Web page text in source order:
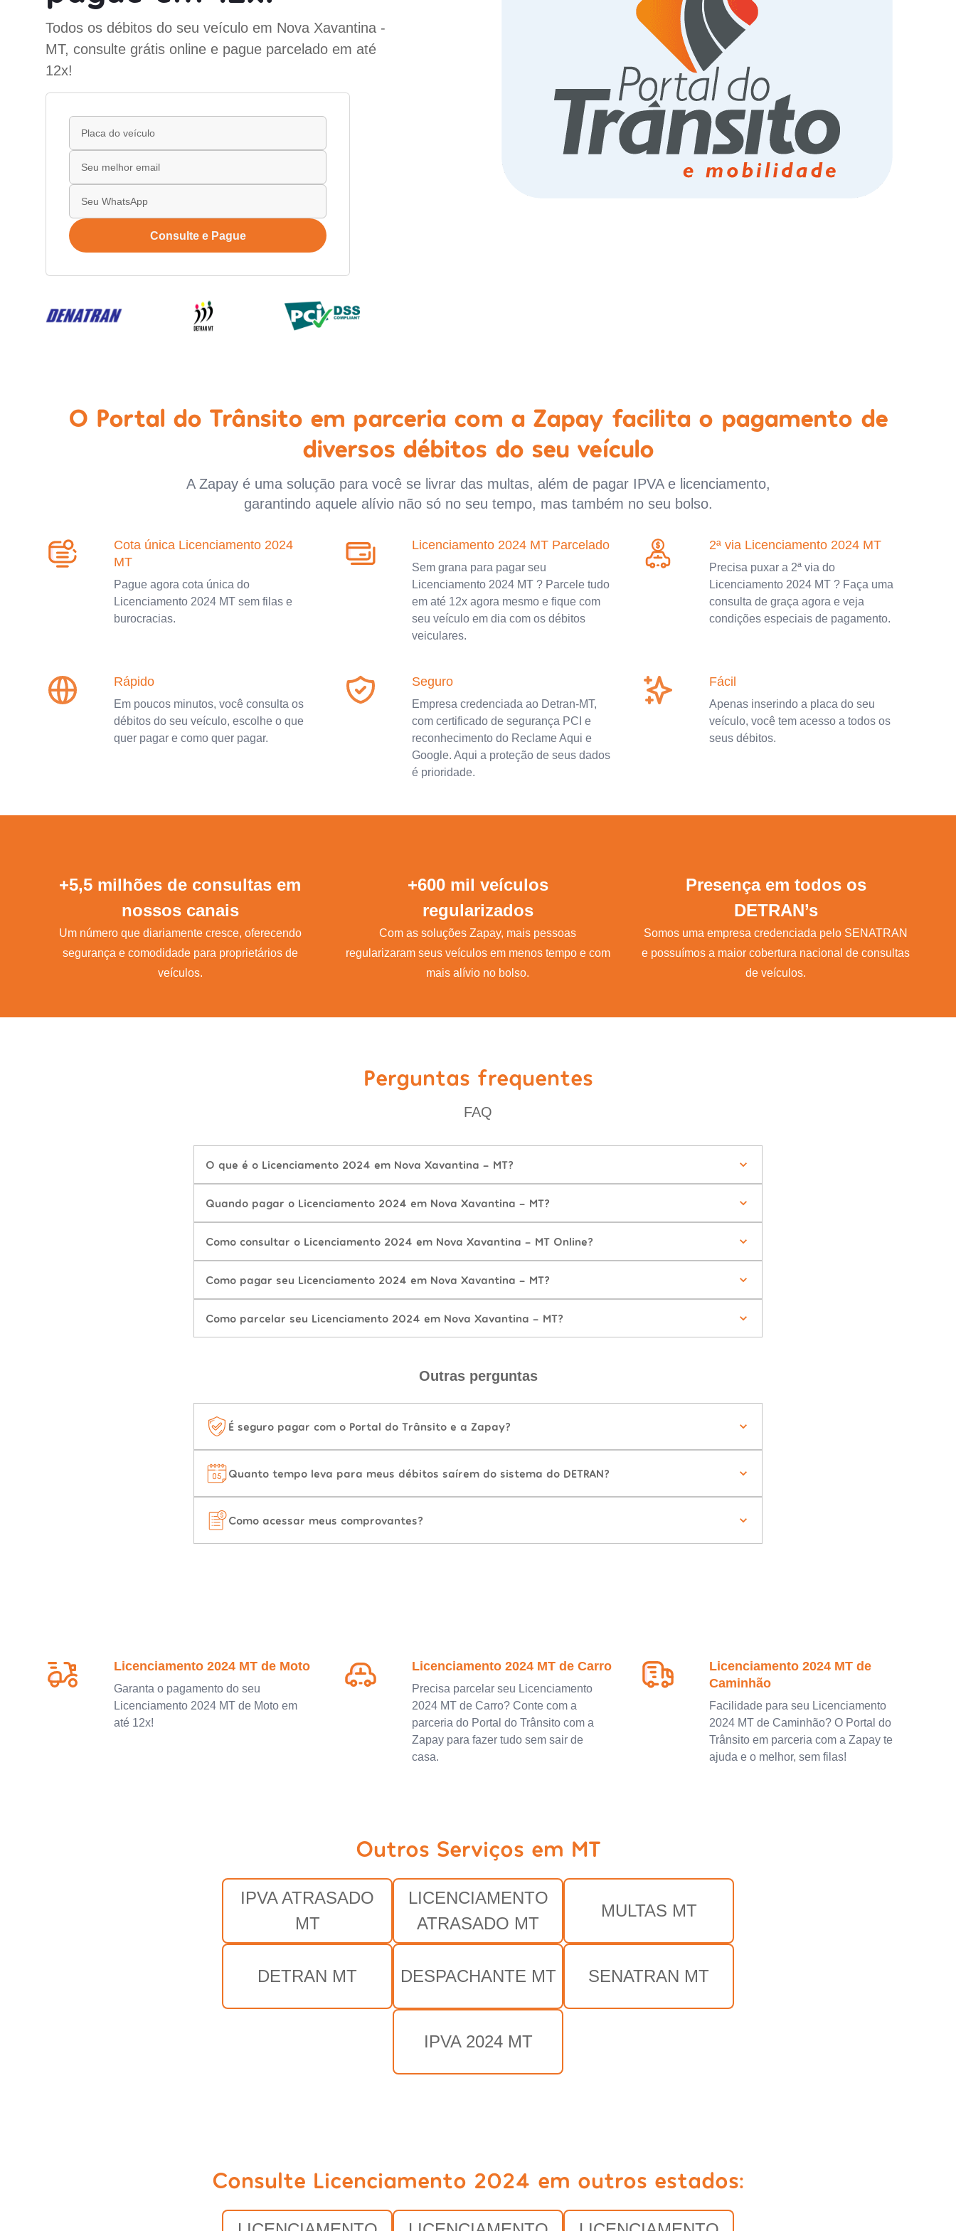
Todos os débitos do seu veículo em Nova Xavantina -
MT, consulte grátis online e pague parcelado em até
12x!
Consulte e Pague
O Portal do Trânsito em parceria com a Zapay facilita o pagamento de
diversos débitos do seu veículo
A Zapay é uma solução para você se livrar das multas, além de pagar IPVA e licenciamento,
garantindo aquele alívio não só no seu tempo, mas também no seu bolso.
Cota única Licenciamento 2024
MT
Pague agora cota única do
Licenciamento 2024 MT sem filas e
burocracias.
Licenciamento 2024 MT Parcelado
Sem grana para pagar seu
Licenciamento 2024 MT ? Parcele tudo
em até 12x agora mesmo e fique com
seu veículo em dia com os débitos
veiculares.
2ª via Licenciamento 2024 MT
Precisa puxar a 2ª via do
Licenciamento 2024 MT ? Faça uma
consulta de graça agora e veja
condições especiais de pagamento.
Rápido
Em poucos minutos, você consulta os
débitos do seu veículo, escolhe o que
quer pagar e como quer pagar.
Seguro
Empresa credenciada ao Detran-MT,
com certificado de segurança PCI e
reconhecimento do Reclame Aqui e
Google. Aqui a proteção de seus dados
é prioridade.
Fácil
Apenas inserindo a placa do seu
veículo, você tem acesso a todos os
seus débitos.
+5,5 milhões de consultas em
nossos canais
Um número que diariamente cresce, oferecendo
segurança e comodidade para proprietários de
veículos.
+600 mil veículos
regularizados
Com as soluções Zapay, mais pessoas
regularizaram seus veículos em menos tempo e com
mais alívio no bolso.
Presença em todos os
DETRAN’s
Somos uma empresa credenciada pelo SENATRAN
e possuímos a maior cobertura nacional de consultas
de veículos.
Perguntas frequentes
FAQ
O que é o Licenciamento 2024 em Nova Xavantina - MT?
Quando pagar o Licenciamento 2024 em Nova Xavantina - MT?
Como consultar o Licenciamento 2024 em Nova Xavantina - MT Online?
Como pagar seu Licenciamento 2024 em Nova Xavantina - MT?
Como parcelar seu Licenciamento 2024 em Nova Xavantina - MT?
Outras perguntas
É seguro pagar com o Portal do Trânsito e a Zapay?
Quanto tempo leva para meus débitos saírem do sistema do DETRAN?
Como acessar meus comprovantes?
Licenciamento 2024 MT de Moto
Garanta o pagamento do seu
Licenciamento 2024 MT de Moto em
até 12x!
Licenciamento 2024 MT de Carro
Precisa parcelar seu Licenciamento
2024 MT de Carro? Conte com a
parceria do Portal do Trânsito com a
Zapay para fazer tudo sem sair de
casa.
Licenciamento 2024 MT de
Caminhão
Facilidade para seu Licenciamento
2024 MT de Caminhão? O Portal do
Trânsito em parceria com a Zapay te
ajuda e o melhor, sem filas!
Outros Serviços em MT
IPVA ATRASADO
MT
LICENCIAMENTO
ATRASADO MT
MULTAS MT
DETRAN MT DESPACHANTE MT SENATRAN MT
IPVA 2024 MT
Consulte Licenciamento 2024 em outros estados: